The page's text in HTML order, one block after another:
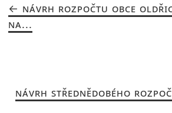
NÁVRH ROZPOČTU OBCE
NA...
NÁVRH STŘEDNĚDOBÉHO